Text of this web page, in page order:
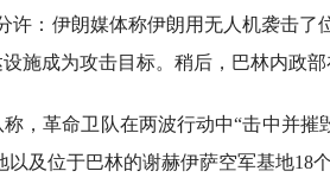
许：伊朗媒体称伊朗用无人机袭击了
施成为攻击目标。稍后，巴林内政
，革命卫队在两波行动中“击中并摧
以及位于巴林的谢赫伊萨空军基地18个